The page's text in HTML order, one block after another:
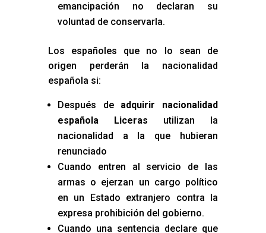
emancipación no declaran su
voluntad de conservarla.
Los españoles que no lo sean de
origen perderán la nacionalidad
española si:
Después de adquirir nacionalidad
española Liceras utilizan la
nacionalidad a la que hubieran
renunciado
Cuando entren al servicio de las
armas o ejerzan un cargo político
en un Estado extranjero contra la
expresa prohibición del gobierno.
Cuando una sentencia declare que